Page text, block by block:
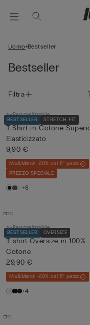
Uomo Bestseller
Bestseller
Filtra
BESTSELLER STRETCH FIT
Personalizzabile
T-Shirt in Cotone
Elasticizzato
9,90 €
Mix&Match -20% dal 5° pezzo
PREZZO SPECIALE
+8
BESTSELLER OVERSIZE
Personalizzabile
T-shirt Oversize in 100%
Cotone
29,90 €
Mix&Match -20% dal 5° pezzo
+4